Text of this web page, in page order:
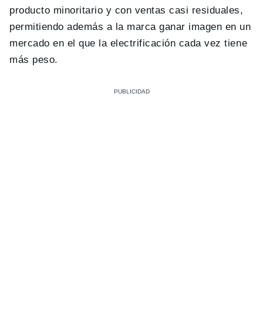
producto minoritario y con ventas casi residuales,
permitiendo además a la marca ganar imagen en un
mercado en el que la electrificación cada vez tiene
más peso.